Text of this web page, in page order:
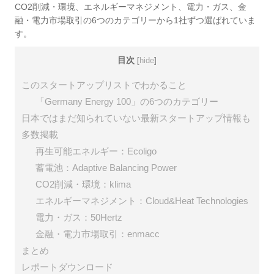
CO2削減・環境、エネルギーマネジメント、電力・ガス、金
融・電力市場取引の6つのカテゴリーから1社ずつ選ばれていま
す。
目次 [hide]
このスタートアップリストでわかること
「Germany Energy 100」の6つのカテゴリー
日本ではまだ知られていない最新スタートアップ情報も
多数掲載
再生可能エネルギー：Ecoligo
蓄電池：Adaptive Balancing Power
CO2削減・環境：klima
エネルギーマネジメント：Cloud&Heat Technologies
電力・ガス：50Hertz
金融・電力市場取引：enmacc
まとめ
レポートダウンロード